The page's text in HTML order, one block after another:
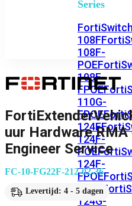
Series
FortiSwitch
108F
108F-
POE
108F-
FPOE
110G-
FPOE
124F
124F-
POE
124F-
FPOE
124G
124G-
uur Hardware RMA
Engineer Service
FC-10-FG22F-212-02-36
Levertijd: 4 - 5 dagen